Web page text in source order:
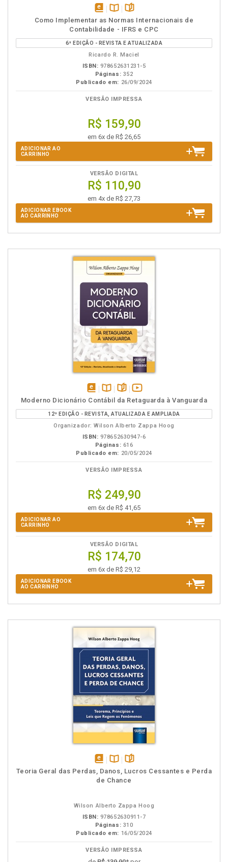
disponível
em
eBook
Disponível
na
B.V.
páginas
Como Implementar as Normas Internacionais de
Contabilidade - IFRS e CPC
6ª EDIÇÃO - REVISTA E ATUALIZADA
Ricardo R. Maciel
ISBN: 978652631231-5
Páginas: 352
Publicado em: 26/09/2024
VERSÃO IMPRESSA
R$ 159,90
em 6x de R$ 26,65
ADICIONAR AO
CARRINHO
VERSÃO DIGITAL
R$ 110,90
em 4x de R$ 27,73
ADICIONAR EBOOK
AO CARRINHO
disponível
em
eBook
Disponível
na
B.V.
páginas
vídeo
da
obra
Moderno Dicionário Contábil da Retaguarda à Vanguarda
12ª EDIÇÃO - REVISTA, ATUALIZADA E AMPLIADA
Organizador: Wilson Alberto Zappa Hoog
ISBN: 978652630947-6
Páginas: 616
Publicado em: 20/05/2024
VERSÃO IMPRESSA
R$ 249,90
em 6x de R$ 41,65
ADICIONAR AO
CARRINHO
VERSÃO DIGITAL
R$ 174,70
em 6x de R$ 29,12
ADICIONAR EBOOK
AO CARRINHO
disponível
em
Disponível
na
páginas
Teoria Geral das Perdas, Danos, Lucros Cessantes e Perda
de Chance
Wilson Alberto Zappa Hoog
ISBN: 978652630911-7
Páginas: 310
Publicado em: 16/05/2024
VERSÃO IMPRESSA